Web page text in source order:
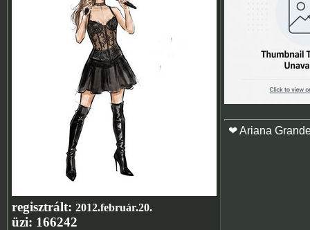
regisztrált: 2012.február.20.
üzi: 166242
❤ Ariana